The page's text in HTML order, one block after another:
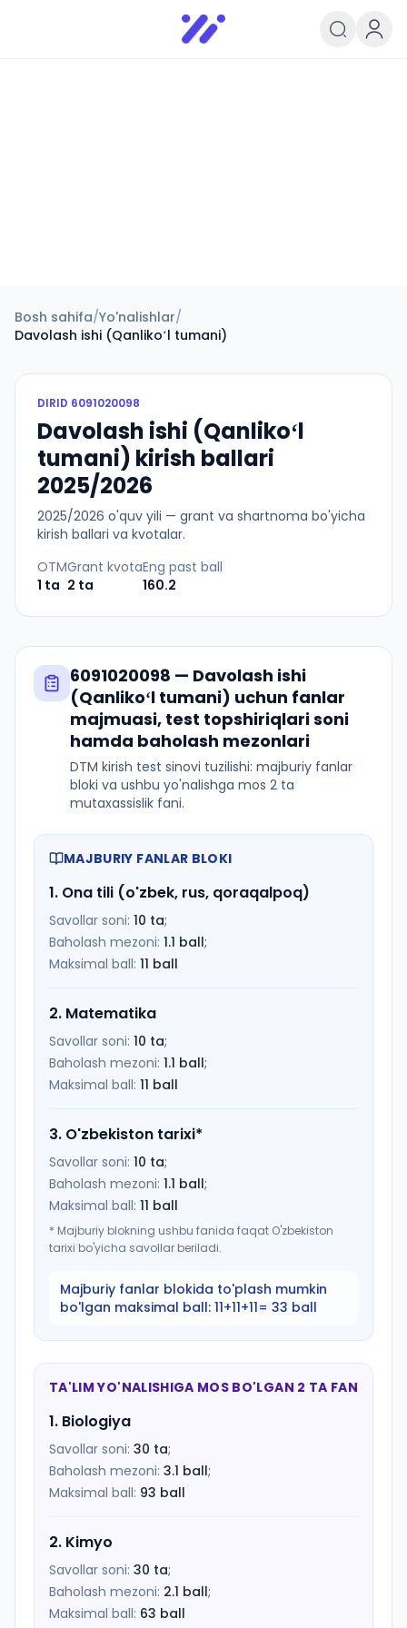
Infoedu
Ta&#039;lim xabarlari va
Bosh sahifa/Yo'nalishlar/
Davolash ishi (Qanlikoʻl tumani)
DIRID 6091020098
Davolash ishi (Qanlikoʻl
tumani) kirish ballari
2025/2026
2025/2026 o'quv yili — grant va shartnoma bo'yicha
kirish ballari va kvotalar.
OTM
1 ta
Grant kvota
2 ta
Eng past ball
160.2
6091020098 — Davolash ishi
(Qanlikoʻl tumani) uchun fanlar
majmuasi, test topshiriqlari soni
hamda baholash mezonlari
DTM kirish test sinovi tuzilishi: majburiy fanlar
bloki va ushbu yo'nalishga mos 2 ta
mutaxassislik fani.
MAJBURIY FANLAR BLOKI
1. Ona tili (o'zbek, rus, qoraqalpoq)
Savollar soni: 10 ta;
Baholash mezoni: 1.1 ball;
Maksimal ball: 11 ball
2. Matematika
Savollar soni: 10 ta;
Baholash mezoni: 1.1 ball;
Maksimal ball: 11 ball
3. O'zbekiston tarixi*
Savollar soni: 10 ta;
Baholash mezoni: 1.1 ball;
Maksimal ball: 11 ball
* Majburiy blokning ushbu fanida faqat O'zbekiston
tarixi bo'yicha savollar beriladi.
Majburiy fanlar blokida to'plash mumkin
bo'lgan maksimal ball: 11+11+11= 33 ball
TA'LIM YO'NALISHIGA MOS BO'LGAN 2 TA FAN
1. Biologiya
Savollar soni: 30 ta;
Baholash mezoni: 3.1 ball;
Maksimal ball: 93 ball
2. Kimyo
Savollar soni: 30 ta;
Baholash mezoni: 2.1 ball;
Maksimal ball: 63 ball